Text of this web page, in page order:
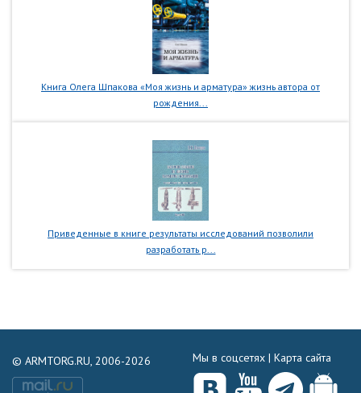
Книга Олега Шпакова «Моя жизнь и арматура» жизнь автора от
рождения...
Приведенные в книге результаты исследований позволили
разработать р...
© ARMTORG.RU, 2006-2026 Мы в соцсетях | Карта сайта